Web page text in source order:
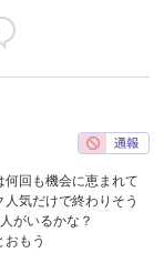
回も機会に恵まれて
気だけで終わりそう
がいるかな？
もう